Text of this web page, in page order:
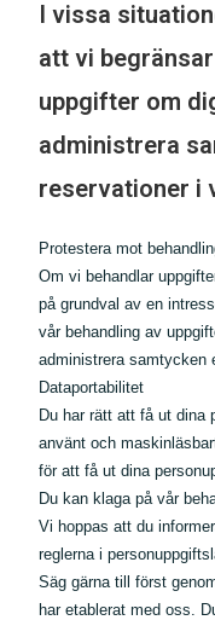
I vissa
att vi
uppgifter om
administrera
reservationer i
Protestera mot
Om vi behandlar
på grundval av en
vår behandling av
administrera samtycken
Dataportabilitet
Du har rätt att få ut dina
använt och
för att få ut dina
Du kan klaga på vår
Vi hoppas att du
reglerna i
Säg gärna till först
har etablerat med oss.